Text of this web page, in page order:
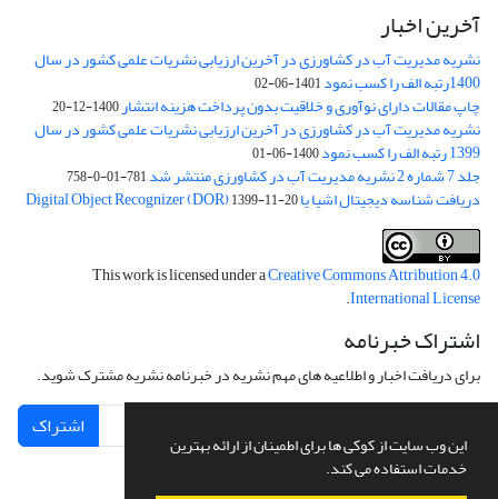
این وب سایت از کوکی ها برای اطمینان از ارائه بهترین
خدمات استفاده می کند.
آخرین اخبار
نشریه مدیریت آب در کشاورزی در آخرین ارزیابی نشریات علمی کشور در سال
1400رتبه الف را کسب نمود 1401-06-02
چاپ مقالات دارای نوآوری و خلاقیت بدون پرداخت هزینه انتشار1400-12-20
نشریه مدیریت آب در کشاورزی در آخرین ارزیابی نشریات علمی کشور در سال
1399 رتبه الف را کسب نمود 1400-06-01
جلد 7 شماره 2 نشریه مدیریت آب در کشاورزی منتشر شد 781-01-0-758
دریافت شناسه دیجیتال اشیا یا Digital Object Recognizer (DOR)1399-11-20
This work is licensed under aCreative Commons Attribution 4.0
International License
.
اشتراک خبرنامه
برای دریافت اخبار و اطلاعیه های مهم نشریه در خبرنامه نشریه مشترک شوید.
اشتراک